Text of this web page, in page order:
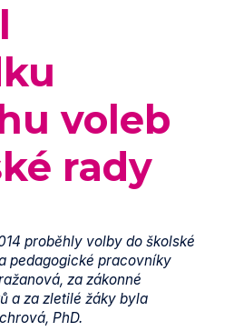
voleb
rady
proběhly volby do školské
pedagogické pracovníky
za zákonné
a za zletilé žáky byla
PhD.